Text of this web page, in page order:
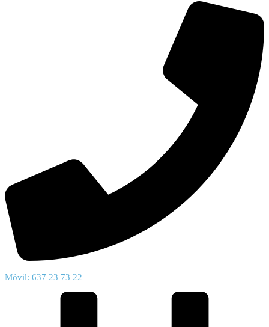
Móvil: 637 23 73 22